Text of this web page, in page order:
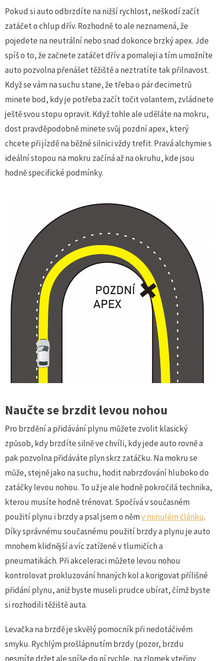
Pokud si auto odbrzdíte na nižší rychlost, neškodí začít
zatáčet o chlup dřív. Rozhodně to ale neznamená, že
pojedete na neutrální nebo snad dokonce brzký apex. Jde
spíš o to, že začnete zatáčet dřív a pomaleji a tím umožníte
auto pozvolna přenášet těžiště a neztratíte tak přilnavost.
Když se vám na suchu stane, že třeba o pár decimetrů
minete bod, kdy je potřeba začít točit volantem, zvládnete
ještě svou stopu opravit. Když tohle ale uděláte na mokru,
dost pravděpodobně minete svůj pozdní apex, který
chcete při jízdě na běžné silnici vždy trefit. Pravá alchymie s
ideální stopou na mokru začíná až na okruhu, kde jsou
hodně specifické podmínky.
Naučte se brzdit levou nohou
Pro brzdění a přidávání plynu můžete zvolit klasický
způsob, kdy brzdíte silně ve chvíli, kdy jede auto rovně a
pak pozvolna přidáváte plyn skrz zatáčku. Na mokru se
může, stejně jako na suchu, hodit nabrzďování hluboko do
zatáčky levou nohou. To už je ale hodně pokročilá technika,
kterou musíte hodně trénovat. Spočívá v současném
použití plynu i brzdy a psal jsem o němv minulém článku.
Díky správnému současnému použití brzdy a plynu je auto
mnohem klidnější a víc zatížené v tlumičích a
pneumatikách. Při akceleraci můžete levou nohou
kontrolovat prokluzování hnaných kol a korigovat přílišné
přidání plynu, aniž byste museli prudce ubírat, čímž byste
si rozhodili těžiště auta.
Levačka na brzdě je skvělý pomocník při nedotáčivém
smyku. Rychlým prošlápnutím brzdy (pozor, brzdu
nesmíte držet ale spíše do ní rychle, na zlomek vteřiny